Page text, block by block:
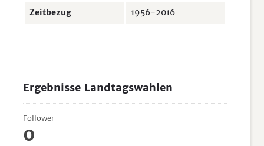
Ergebnisse Landtagswahlen
Follower
0
Zeitbezug 1956-2016